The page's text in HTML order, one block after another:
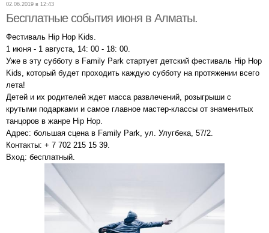
02.06.2019 в 12:43
Бесплатные события июня в Алматы.
Фестиваль Hip Hop Kids.
1 июня - 1 августа, 14: 00 - 18: 00.
Уже в эту субботу в Family Park стартует детский фестиваль Hip Hop
Kids, который будет проходить каждую субботу на протяжении всего
лета!
Детей и их родителей ждет масса развлечений, розыгрыши с
крутыми подарками и самое главное мастер-классы от знаменитых
танцоров в жанре Hip Hop.
Адрес: большая сцена в Family Park, ул. Улугбека, 57/2.
Контакты: + 7 702 215 15 39.
Вход: бесплатный.